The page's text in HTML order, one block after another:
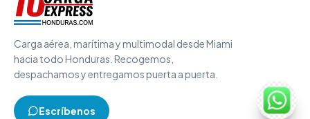
Carga aérea, marítima y multimodal desde Miami
hacia todo Honduras. Recogemos,
despachamos y entregamos puerta a puerta.
Escríbenos